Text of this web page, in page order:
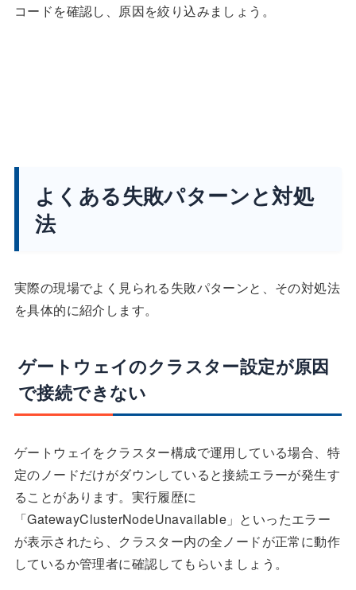
コードを確認し、原因を絞り込みましょう。
よくある失敗パターンと対処
法
実際の現場でよく見られる失敗パターンと、その対処法
を具体的に紹介します。
ゲートウェイのクラスター設定が原因
で接続できない
ゲートウェイをクラスター構成で運用している場合、特
定のノードだけがダウンしていると接続エラーが発生す
ることがあります。実行履歴に
「GatewayClusterNodeUnavailable」といったエラー
が表示されたら、クラスター内の全ノードが正常に動作
しているか管理者に確認してもらいましょう。